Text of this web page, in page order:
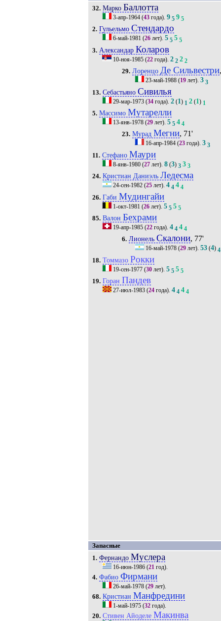
32. Марко Баллотта
3-апр-1964(43года). 9 5 9 5
2. Гульельмо Стендардо
6-май-1981 (26лет). 5 5 5 5
3. Александар Коларов
10-ноя-1985(22года). 2 2 2 2
29. Лоренцо Де Сильвестри
23-май-1988 (19 лет).3 3
13. Себастьяно Сивилья
29-мар-1973(34года). 2(1) 1 2(1) 1
5. Массимо Мутарелли
13-янв-1978(29лет). 5 5 4 4
23. Мурад Мегни, 71'
16-апр-1984 (23 года).3 3
11. Стефано Маури
8-янв-1980(27лет). 8(3) 3 3 3
24. Кристиан Даниэль Ледесма
24-сен-1982(25лет). 4 4 4 4
26. Габи Мудингайи
1-окт-1981 (26лет). 5 5 5 5
85. Валон Бехрами
19-апр-1985(22года). 4 4 4 4
6. Лионель Скалони, 77'
16-май-1978 (29 лет).53 (4) 4
18. Томмазо Рокки
19-сен-1977(30лет). 5 5 5 5
19. Горан Пандев
27-июл-1983(24года). 4 4 4 4
Запасные
1. Фернандо Муслера
16-июн-1986(21год).
4. Фабио Фирмани
26-май-1978(29лет).
68. Кристиан Манфредини
1-май-1975(32года).
20. Стивен Айоделе Макинва